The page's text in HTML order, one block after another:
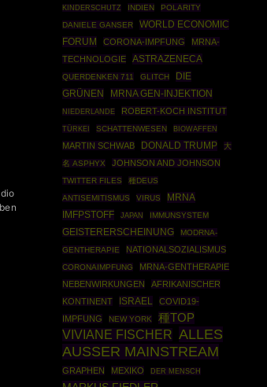
KINDERSCHUTZ INDIEN
POLARITY
DANIELE GANSER
WORLD ECONOMIC
FORUM
CORONA-IMPFUNG
MRNA-
TECHNOLOGIE
ASTRAZENECA
QUERDENKEN 711 GLITCH
DIE
GRÜNEN
MRNA GEN-INJEKTION
NIEDERLANDE ROBERT-KOCH INSTITUT
TÜRKEI SCHATTENWESEN BIOWAFFEN
MARTIN SCHWAB DONALD TRUMP
大
名 ASPHYX
JOHNSON AND JOHNSON
TWITTER FILES
種DEUS
ANTISEMITISMUS
VIRUS
MRNA
IMFPSTOFF
JAPAN IMMUNSYSTEM
GEISTERERSCHEINUNG
MODRNA-
GENTHERAPIE
NATIONALSOZIALISMUS
CORONAIMPFUNG
MRNA-GENTHERAPIE
NEBENWIRKUNGEN
AFRIKANISCHER
KONTINENT
ISRAEL
COVID19-
IMPFUNG
NEW YORK 種TOP
VIVIANE FISCHER ALLES
AUSSER MAINSTREAM
GRAPHEN MEXIKO DER MENSCH